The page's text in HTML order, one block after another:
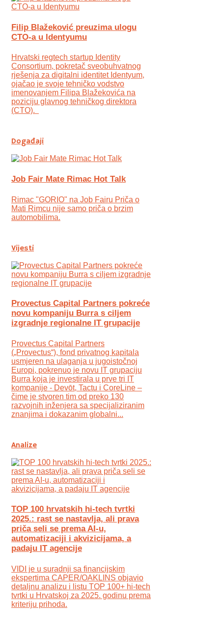
Filip Blažeković preuzima ulogu
CTO-a u Identyumu
Hrvatski regtech startup Identity
Consortium, pokretač sveobuhvatnog
rješenja za digitalni identitet Identyum,
ojаčao je svoje tehničko vodstvo
imenovanjem Filipa Blažekovića na
poziciju glavnog tehničkog direktora
(CTO).
Događaji
Job Fair Mate Rimac Hot Talk
Rimac "GORIO" na Job Fairu Priča o
Mati Rimcu nije samo priča o brzim
automobilima.
Vijesti
Provectus Capital Partners pokreće
novu kompaniju Burra s ciljem
izgradnje regionalne IT grupacije
Provectus Capital Partners
(„Provectus“), fond privatnog kapitala
usmjeren na ulaganja u jugoistočnoj
Europi, pokrenuo je novu IT grupaciju
Burra koja je investirala u prve tri IT
kompanije - Devōt, Tactu i CoreLine –
čime je stvoren tim od preko 130
razvojnih inženjera sa specijaliziranim
znanjima i dokazanim globalni...
Analize
TOP 100 hrvatskih hi-tech tvrtki
2025.: rast se nastavlja, ali prava
priča seli se prema AI-u,
automatizaciji i akvizicijama, a
padaju IT agencije
VIDI je u suradnji sa financijskim
ekspertima CAPER/OAKLINS objavio
detaljnu analizu i listu TOP 100+ hi-tech
tvrtki u Hrvatskoj za 2025. godinu prema
kriteriju prihoda.